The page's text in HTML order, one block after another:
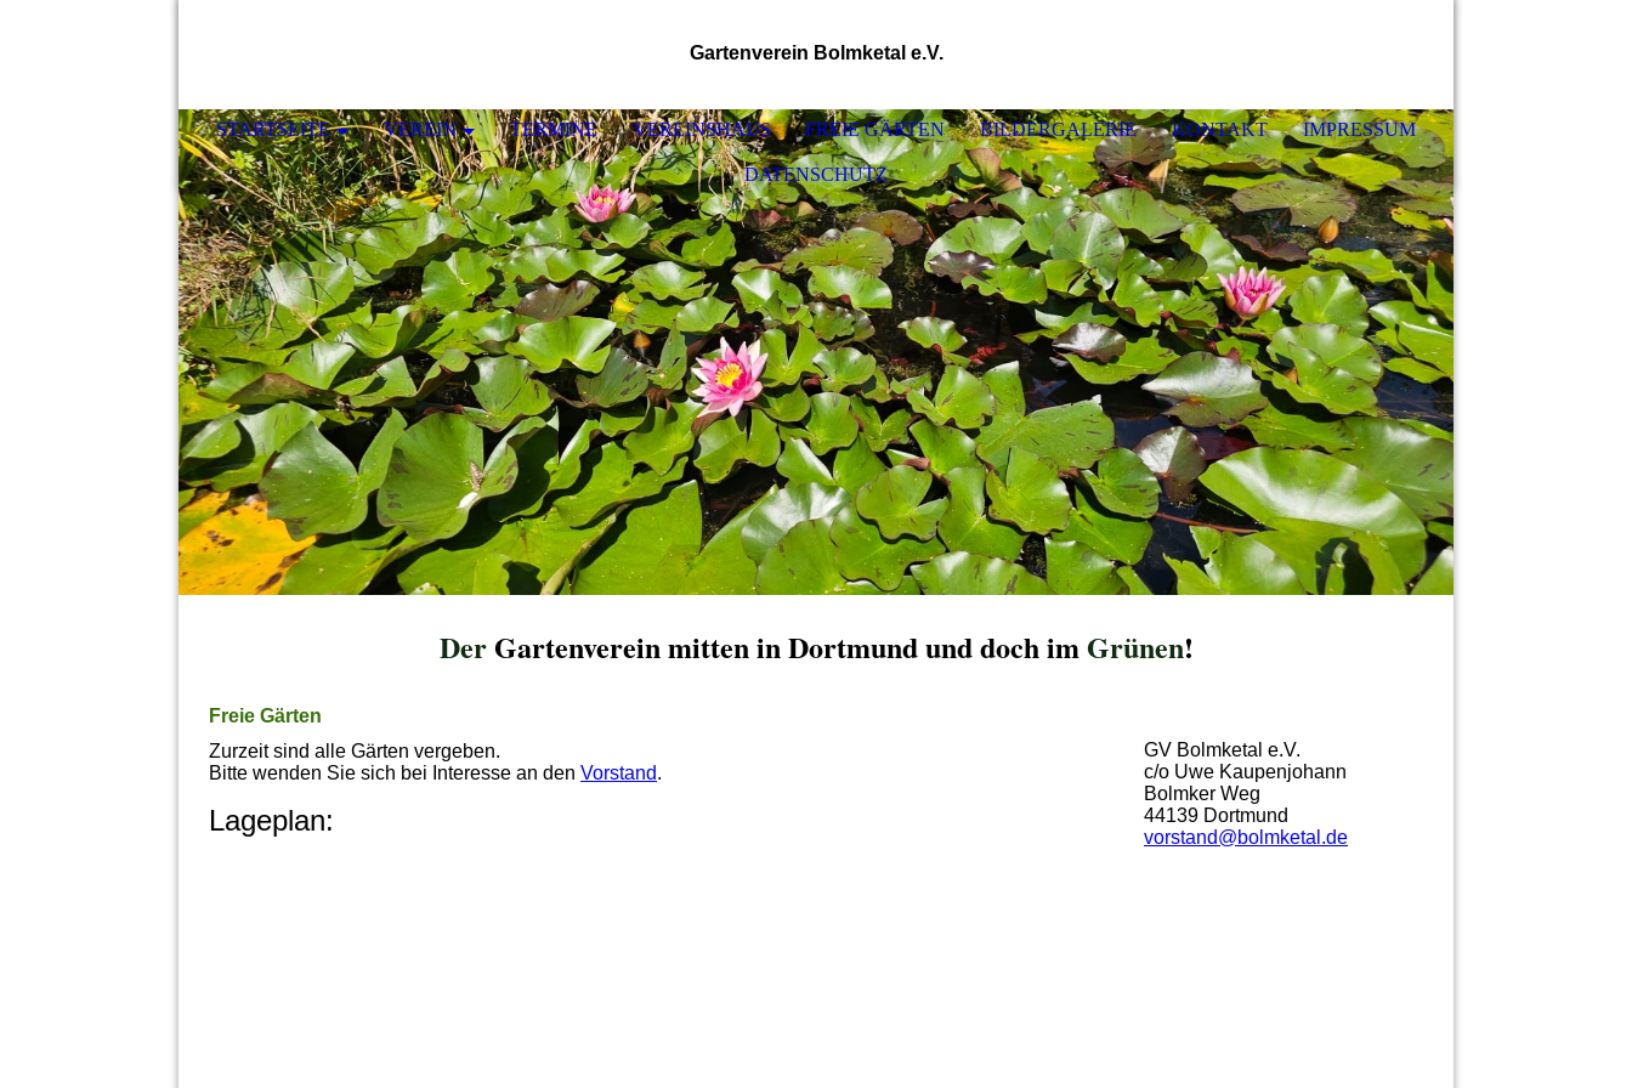
Gartenverein Bolmketal e.V.
STARTSEITE VEREIN TERMINE VEREINSHAUS FREIE GÄRTEN BILDERGALERIE KONTAKT IMPRESSUM
DATENSCHUTZ
DerGartenverein mitten in Dortmund und doch im Grünen!
Freie Gärten
Zurzeit sind alle Gärten vergeben.
Bitte wenden Sie sich bei Interesse an den Vorstand.
Lageplan:
GV Bolmketal e.V.
c/o Uwe Kaupenjohann
Bolmker Weg
44139 Dortmund
vorstand@bolmketal.de